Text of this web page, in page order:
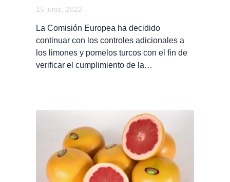
15 junio, 2022
La Comisión Europea ha decidido
continuar con los controles adicionales a
los limones y pomelos turcos con el fin de
verificar el cumplimiento de la…